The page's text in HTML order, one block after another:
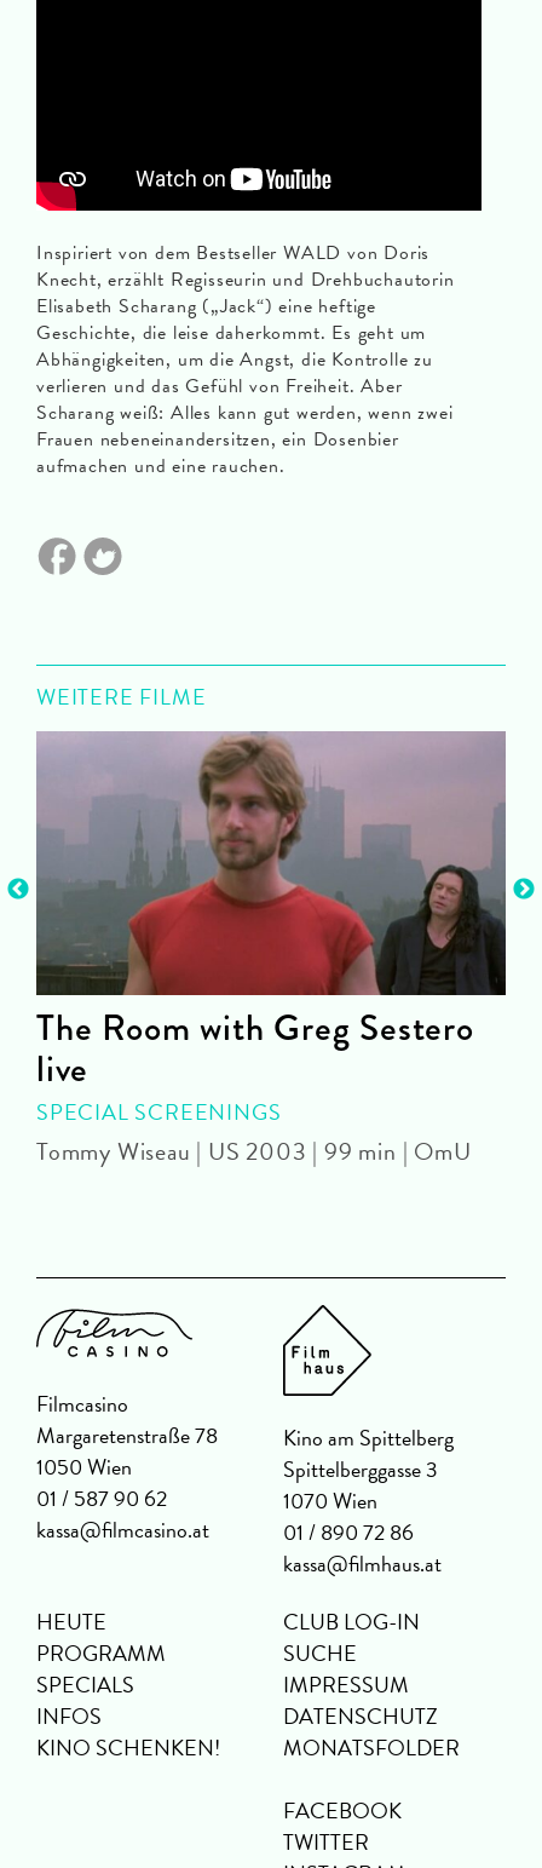
Inspiriert von dem Bestseller WALD von Doris
Knecht, erzählt Regisseurin und Drehbuchautorin
Elisabeth Scharang („Jack“) eine heftige
Geschichte, die leise daherkommt. Es geht um
Abhängigkeiten, um die Angst, die Kontrolle zu
verlieren und das Gefühl von Freiheit. Aber
Scharang weiß: Alles kann gut werden, wenn zwei
Frauen nebeneinandersitzen, ein Dosenbier
aufmachen und eine rauchen.
WEITERE FILME
The Room with Greg Sestero
live
SPECIAL SCREENINGS
Tommy Wiseau | US 2003 | 99 min | OmU
Filmcasino
Margaretenstraße 78
1050 Wien
01 / 587 90 62
kassa@filmcasino.at
Kino am Spittelberg
Spittelberggasse 3
1070 Wien
01 / 890 72 86
kassa@filmhaus.at
HEUTE
PROGRAMM
SPECIALS
INFOS
KINO SCHENKEN!
CLUB LOG-IN
SUCHE
IMPRESSUM
DATENSCHUTZ
MONATSFOLDER
FACEBOOK
TWITTER